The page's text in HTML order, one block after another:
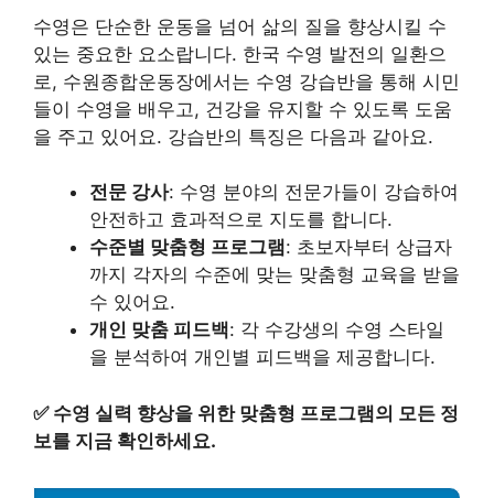
수영은 단순한 운동을 넘어 삶의 질을 향상시킬 수
있는 중요한 요소랍니다. 한국 수영 발전의 일환으
로, 수원종합운동장에서는 수영 강습반을 통해 시민
들이 수영을 배우고, 건강을 유지할 수 있도록 도움
을 주고 있어요. 강습반의 특징은 다음과 같아요.
전문 강사: 수영 분야의 전문가들이 강습하여
안전하고 효과적으로 지도를 합니다.
수준별 맞춤형 프로그램: 초보자부터 상급자
까지 각자의 수준에 맞는 맞춤형 교육을 받을
수 있어요.
개인 맞춤 피드백: 각 수강생의 수영 스타일
을 분석하여 개인별 피드백을 제공합니다.
✅ 수영 실력 향상을 위한 맞춤형 프로그램의 모든 정
보를 지금 확인하세요.